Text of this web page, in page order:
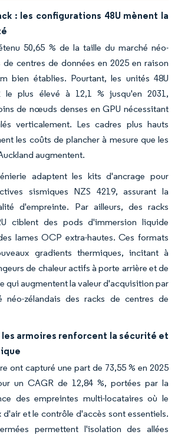
: les configurations 48U mènent la
50,65 % de la taille du marché néo-
de centres de données en 2025 en raison
bien établies. Pourtant, les unités 48U
le plus élevé à 12,1 % jusqu'en 2031,
de nœuds denses en GPU nécessitant
verticalement. Les cadres plus hauts
les coûts de plancher à mesure que les
augmentent.
adaptent les kits d'ancrage pour
sismiques NZS 4219, assurant la
d'empreinte. Par ailleurs, des racks
ciblent des pods d'immersion liquide
lames OCP extra-hautes. Ces formats
gradients thermiques, incitant à
de chaleur actifs à porte arrière et de
qui augmentent la valeur d'acquisition par
néo-zélandais des racks de centres de
les armoires renforcent la sécurité et
ont capturé une part de 73,55 % en 2025
un CAGR de 12,84 %, portées par la
des empreintes multi-locataires où le
et le contrôle d'accès sont essentiels.
permettent l'isolation des allées